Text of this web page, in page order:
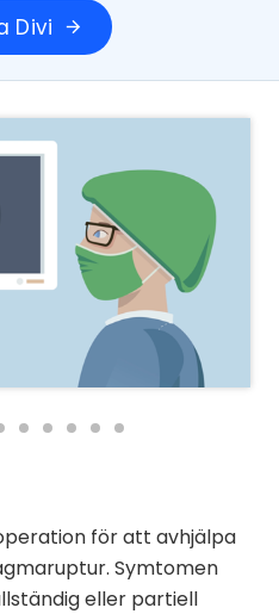
Divi arrow_forward
för att avhjälpa
Symtomen
eller partiell